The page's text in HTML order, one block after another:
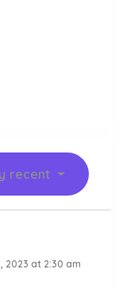
recent
2023 at 2:30 am